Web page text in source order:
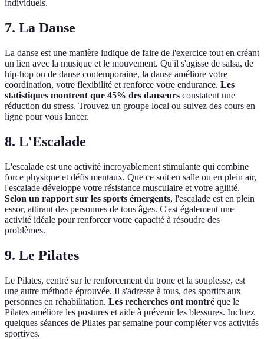
individuels.
7. La Danse
La danse est une manière ludique de faire de l'exercice tout en créant
un lien avec la musique et le mouvement. Qu'il s'agisse de salsa, de
hip-hop ou de danse contemporaine, la danse améliore votre
coordination, votre flexibilité et renforce votre endurance. Les
statistiques montrent que 45% des danseurs constatent une
réduction du stress. Trouvez un groupe local ou suivez des cours en
ligne pour vous lancer.
8. L'Escalade
L'escalade est une activité incroyablement stimulante qui combine
force physique et défis mentaux. Que ce soit en salle ou en plein air,
l'escalade développe votre résistance musculaire et votre agilité.
Selon un rapport sur les sports émergents, l'escalade est en plein
essor, attirant des personnes de tous âges. C'est également une
activité idéale pour renforcer votre capacité à résoudre des
problèmes.
9. Le Pilates
Le Pilates, centré sur le renforcement du tronc et la souplesse, est
une autre méthode éprouvée. Il s'adresse à tous, des sportifs aux
personnes en réhabilitation. Les recherches ont montré que le
Pilates améliore les postures et aide à prévenir les blessures. Incluez
quelques séances de Pilates par semaine pour compléter vos activités
sportives.